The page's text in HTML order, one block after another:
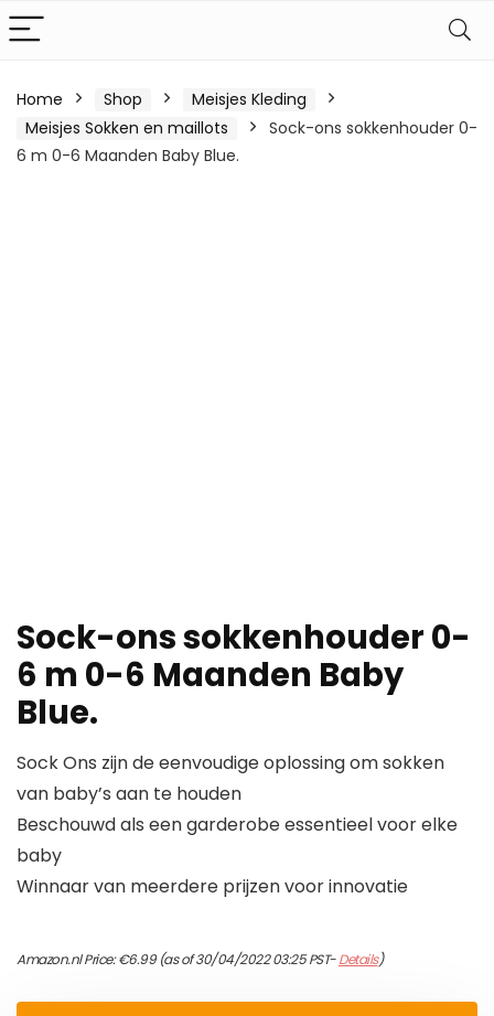
Home Shop
Meisjes Kleding
Meisjes Sokken en maillots
Sock-ons sokkenhouder 0-
6 m 0-6 Maanden Baby Blue.
Sock-ons sokkenhouder 0-
6 m 0-6 Maanden Baby
Blue.
Sock Ons zijn de eenvoudige oplossing om sokken
van baby’s aan te houden
Beschouwd als een garderobe essentieel voor elke
baby
Winnaar van meerdere prijzen voor innovatie
Amazon.nl Price:€6.99(as of 30/04/2022 03:25 PST-Details)